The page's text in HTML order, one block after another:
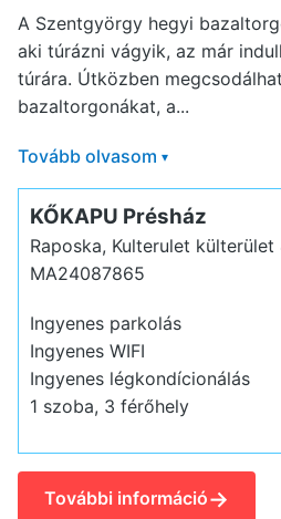
A Szentgyörgy hegyi
aki túrázni vágyik, az már
túrára. Útközben
bazaltorgonákat, a...
Tovább olvasom ▾
KŐKAPU Présház
Raposka, Kulterulet
MA24087865
Ingyenes parkolás
Ingyenes WIFI
Ingyenes légkondícionálás
1 szoba, 3 férőhely
További információ→